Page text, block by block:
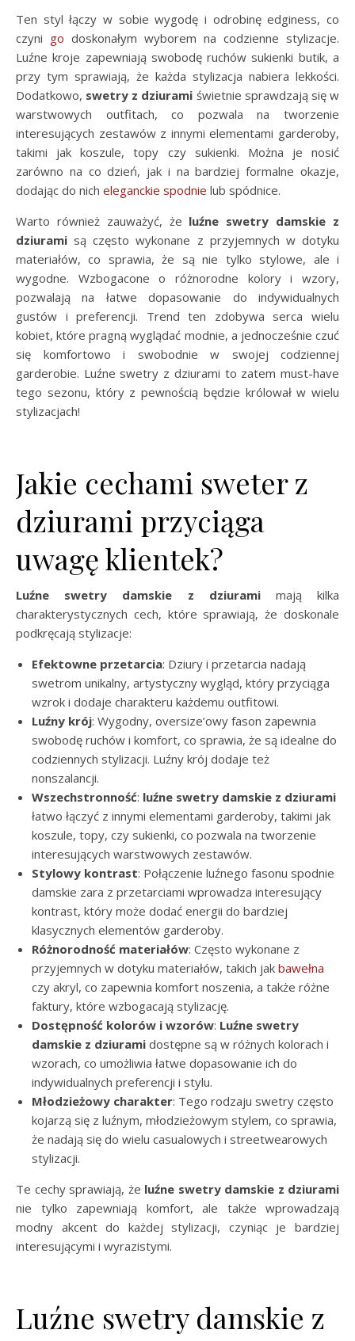
Ten styl łączy w sobie wygodę i odrobinę edginess, co
czyni go doskonałym wyborem na codzienne stylizacje.
Luźne kroje zapewniają swobodę ruchów sukienki butik, a
przy tym sprawiają, że każda stylizacja nabiera lekkości.
Dodatkowo, swetry z dziurami świetnie sprawdzają się w
warstwowych outfitach, co pozwala na tworzenie
interesujących zestawów z innymi elementami garderoby,
takimi jak koszule, topy czy sukienki. Można je nosić
zarówno na co dzień, jak i na bardziej formalne okazje,
dodając do nich eleganckie spodnie lub spódnice.
Warto również zauważyć, że luźne swetry damskie z
dziurami są często wykonane z przyjemnych w dotyku
materiałów, co sprawia, że są nie tylko stylowe, ale i
wygodne. Wzbogacone o różnorodne kolory i wzory,
pozwalają na łatwe dopasowanie do indywidualnych
gustów i preferencji. Trend ten zdobywa serca wielu
kobiet, które pragną wyglądać modnie, a jednocześnie czuć
się komfortowo i swobodnie w swojej codziennej
garderobie. Luźne swetry z dziurami to zatem must-have
tego sezonu, który z pewnością będzie królował w wielu
stylizacjach!
Jakie cechami sweter z
dziurami przyciąga
uwagę klientek?
Luźne swetry damskie z dziuramimają kilka
charakterystycznych cech, które sprawiają, że doskonale
podkręcają stylizacje:
Efektowne przetarcia: Dziury i przetarcia nadają
swetrom unikalny, artystyczny wygląd, który przyciąga
wzrok i dodaje charakteru każdemu outfitowi.
Luźny krój: Wygodny, oversize’owy fason zapewnia
swobodę ruchów i komfort, co sprawia, że są idealne do
codziennych stylizacji. Luźny krój dodaje też
nonszalancji.
Wszechstronność: luźne swetry damskie z dziurami
łatwo łączyć z innymi elementami garderoby, takimi jak
koszule, topy, czy sukienki, co pozwala na tworzenie
interesujących warstwowych zestawów.
Stylowy kontrast: Połączenie luźnego fasonu spodnie
damskie zara z przetarciami wprowadza interesujący
kontrast, który może dodać energii do bardziej
klasycznych elementów garderoby.
Różnorodność materiałów: Często wykonane z
przyjemnych w dotyku materiałów, takich jak bawełna
czy akryl, co zapewnia komfort noszenia, a także różne
faktury, które wzbogacają stylizację.
Dostępność kolorów i wzorów: Luźne swetry
damskie z dziurami dostępne są w różnych kolorach i
wzorach, co umożliwia łatwe dopasowanie ich do
indywidualnych preferencji i stylu.
Młodzieżowy charakter: Tego rodzaju swetry często
kojarzą się z luźnym, młodzieżowym stylem, co sprawia,
że nadają się do wielu casualowych i streetwearowych
stylizacji.
Te cechy sprawiają, że luźne swetry damskie z dziurami
nie tylko zapewniają komfort, ale także wprowadzają
modny akcent do każdej stylizacji, czyniąc je bardziej
interesującymi i wyrazistymi.
Luźne swetry damskie z